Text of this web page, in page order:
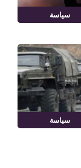
سياسة
سياسة